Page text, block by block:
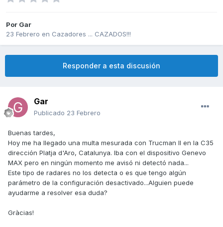
Por Gar
23 Febrero en Cazadores ... CAZADOS!!!
Responder a esta discusión
Gar
Publicado 23 Febrero
Buenas tardes,
Hoy me ha llegado una multa mesurada con Trucman II en la C35
dirección Platja d'Aro, Catalunya. Iba con el dispositivo Genevo
MAX pero en ningún momento me avisó ni detectó nada...
Este tipo de radares no los detecta o es que tengo algún
parámetro de la configuración desactivado...Alguien puede
ayudarme a resolver esa duda?
Gràcias!